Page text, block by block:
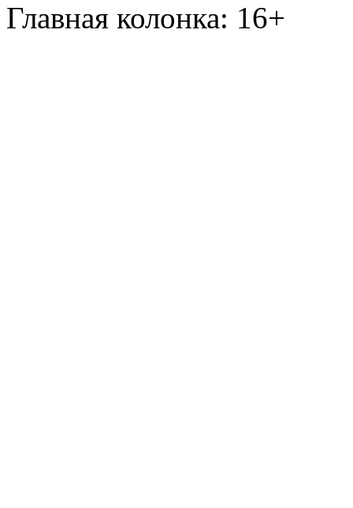
Главная колонка: 16+